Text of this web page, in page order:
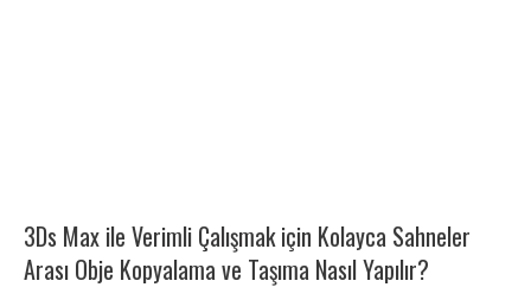
3Ds Max ile Verimli Çalışmak için Kolayca Sahneler
Arası Obje Kopyalama ve Taşıma Nasıl Yapılır?